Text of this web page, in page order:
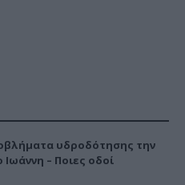
υδροδότησης την
Ιωάννη – Ποιες οδοί